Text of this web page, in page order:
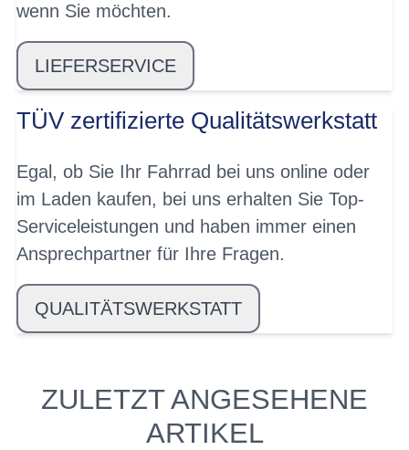
wenn Sie möchten.
LIEFERSERVICE
TÜV zertifizierte Qualitätswerkstatt
Egal, ob Sie Ihr Fahrrad bei uns online oder
im Laden kaufen, bei uns erhalten Sie Top-
Serviceleistungen und haben immer einen
Ansprechpartner für Ihre Fragen.
QUALITÄTSWERKSTATT
ZULETZT ANGESEHENE
ARTIKEL